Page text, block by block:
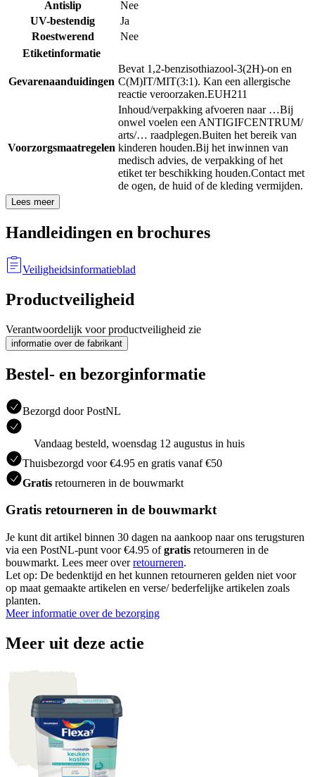
Antislip
Nee
UV-bestendig
Ja
Roestwerend
Nee
Etiketinformatie
Gevarenaanduidingen
Bevat 1,2-benzisothiazool-3(2H)-on en
C(M)IT/MIT(3:1). Kan een allergische
reactie veroorzaken.EUH211
Voorzorgsmaatregelen
Inhoud/verpakking afvoeren naar …Bij
onwel voelen een ANTIGIFCENTRUM/
arts/… raadplegen.Buiten het bereik van
kinderen houden.Bij het inwinnen van
medisch advies, de verpakking of het
etiket ter beschikking houden.Contact met
de ogen, de huid of de kleding vermijden.
Lees meer
Handleidingen en brochures
Veiligheidsinformatieblad
Productveiligheid
Verantwoordelijk voor productveiligheid zie
informatie over de fabrikant
Bestel- en bezorginformatie
Bezorgd door PostNL
Vandaag besteld, woensdag 12 augustus in huis
Thuisbezorgd voor €4.95 en gratis vanaf €50
Gratis retourneren in de bouwmarkt
Gratis retourneren in de bouwmarkt
Je kunt dit artikel binnen 30 dagen na aankoop naar ons terugsturen
via een PostNL-punt voor €4.95 ofgratis retourneren in de
bouwmarkt. Lees meer overretourneren.
Let op: De bedenktijd en het kunnen retourneren gelden niet voor
op maat gemaakte artikelen en verse/ bederfelijke artikelen zoals
planten.
Meer informatie over de bezorging
Meer uit deze actie